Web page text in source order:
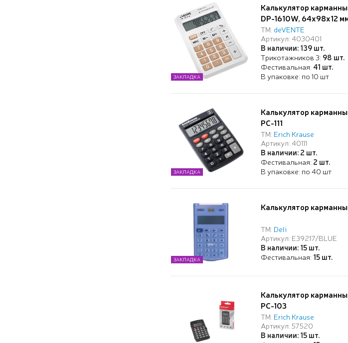
Калькулятор
DP-1610W, 64x98x12
клавишами,
квадратного корня,
памятью, в картонной
ТМ: deVENTE
Артикул: 4030401
В наличии: 139 шт.
Трикотажников 3: 98 шт.
Фестивальная: 41 шт.
В упаковке: по 10 шт
ЗАКЛАДКА
Калькулятор
PC-111
ТМ: Erich Krause
Артикул: 40111
В наличии: 2 шт.
Фестивальная: 2 шт.
В упаковке: по 40 шт
ЗАКЛАДКА
Калькулятор
ТМ: Deli
Артикул: E39217/BLUE
В наличии: 15 шт.
Фестивальная: 15 шт.
ЗАКЛАДКА
Калькулятор
PC-103
ТМ: Erich Krause
Артикул: 57520
В наличии: 15 шт.